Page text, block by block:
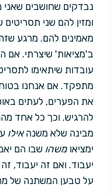
נבדקים שחושבים
ומזין להם שני
מאמינים להם. מרגע
ב'מציאות' שיצרתי. אם
עובדות שיתאימו
מתפקד. אם אנחנו
את הפערים, לעתים
להרגיש. וכך כל אחד
מבינה שלא משנהאילו
ימציאו משהו שבו הם
יעבוד. ואם זה יעבוד,
על טבען המשתנה של